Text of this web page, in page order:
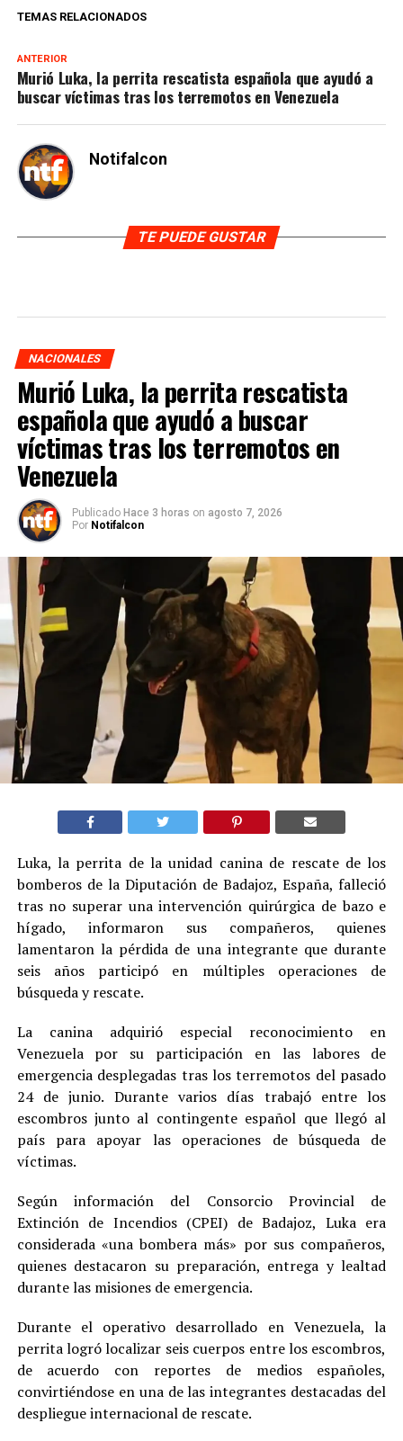
TEMAS RELACIONADOS
ANTERIOR
Murió Luka, la perrita rescatista española que ayudó a
buscar víctimas tras los terremotos en Venezuela
Notifalcon
TE PUEDE GUSTAR
NACIONALES
Murió Luka, la perrita rescatista
española que ayudó a buscar
víctimas tras los terremotos en
Venezuela
Publicado Hace 3 horas on agosto 7, 2026
Por Notifalcon
Luka, la perrita de la unidad canina de rescate de los
bomberos de la Diputación de Badajoz, España, falleció
tras no superar una intervención quirúrgica de bazo e
hígado, informaron sus compañeros, quienes
lamentaron la pérdida de una integrante que durante
seis años participó en múltiples operaciones de
búsqueda y rescate.
La canina adquirió especial reconocimiento en
Venezuela por su participación en las labores de
emergencia desplegadas tras los terremotos del pasado
24 de junio. Durante varios días trabajó entre los
escombros junto al contingente español que llegó al
país para apoyar las operaciones de búsqueda de
víctimas.
Según información del Consorcio Provincial de
Extinción de Incendios (CPEI) de Badajoz, Luka era
considerada «una bombera más» por sus compañeros,
quienes destacaron su preparación, entrega y lealtad
durante las misiones de emergencia.
Durante el operativo desarrollado en Venezuela, la
perrita logró localizar seis cuerpos entre los escombros,
de acuerdo con reportes de medios españoles,
convirtiéndose en una de las integrantes destacadas del
despliegue internacional de rescate.